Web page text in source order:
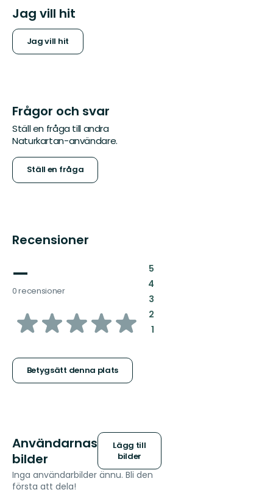
Jag vill hit
Jag vill hit
Frågor och svar
Ställ en fråga till andra
Naturkartan-användare.
Ställ en fråga
Recensioner
—
0 recensioner
av
stjärnor
Betygsätt denna plats
5:
4:
3:
2:
1:
Användarnas
bilder
Lägg till
bilder
Inga användarbilder ännu. Bli den
första att dela!